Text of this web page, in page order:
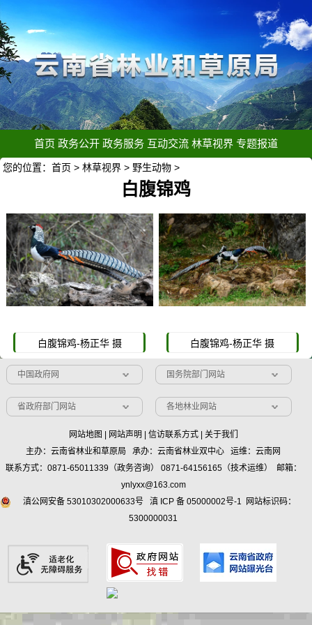
首页 政务公开 政务服务 互动交流 林草视界 专题报道
您的位置：首页 >林草视界 > 野生动物 >
白腹锦鸡
白腹锦鸡-杨正华 摄 白腹锦鸡-杨正华 摄
中国政府网 国务院部门网站
省政府部门网站 各地林业网站
网站地图 | 网站声明 | 信访联系方式| 关于我们
主办：云南省林业和草原局 承办：云南省林业双中心 运维：云南网
联系方式：0871-65011339（政务咨询） 0871-64156165（技术运维） 邮箱：
ynlyxx@163.com
滇公网安备 53010302000633号
滇 ICP 备 05000002号-1
网站标识码：
5300000031